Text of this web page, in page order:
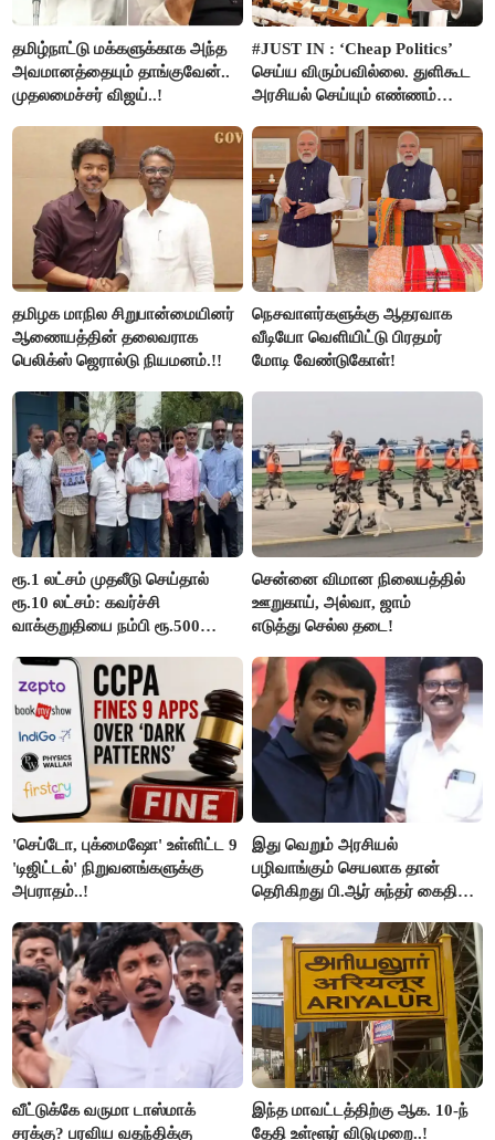
தமிழ்நாட்டு மக்களுக்காக அந்த
அவமானத்தையும் தாங்குவேன்..
முதலமைச்சர் விஜய்..!
#JUST IN : ‘Cheap Politics’
செய்ய விரும்பவில்லை. துளிகூட
அரசியல் செய்யும் எண்ணம்
விஜய் பதில்!
தமிழக மாநில சிறுபான்மையினர்
ஆணையத்தின் தலைவராக
பெலிக்ஸ் ஜெரால்டு நியமனம்.!!
நெசவாளர்களுக்கு ஆதரவாக
வீடியோ வெளியிட்டு பிரதமர்
மோடி வேண்டுகோள்!
ரூ.1 லட்சம் முதலீடு செய்தால்
ரூ.10 லட்சம்: கவர்ச்சி
வாக்குறுதியை நம்பி ரூ.500
மக்கள்!
சென்னை விமான நிலையத்தில்
ஊறுகாய், அல்வா, ஜாம்
எடுத்து செல்ல தடை!
'செப்டோ, புக்மைஷோ' உள்ளிட்ட 9
'டிஜிட்டல்' நிறுவனங்களுக்கு
அபராதம்..!
இது வெறும் அரசியல்
பழிவாங்கும் செயலாக தான்
தெரிகிறது பி.ஆர் சுந்தர் கைதிற்கு
வீட்டுக்கே வருமா டாஸ்மாக்
சரக்கு? பரவிய வதந்திக்கு
இந்த மாவட்டத்திற்கு ஆக. 10-ந்
தேதி உள்ளூர் விடுமுறை..!